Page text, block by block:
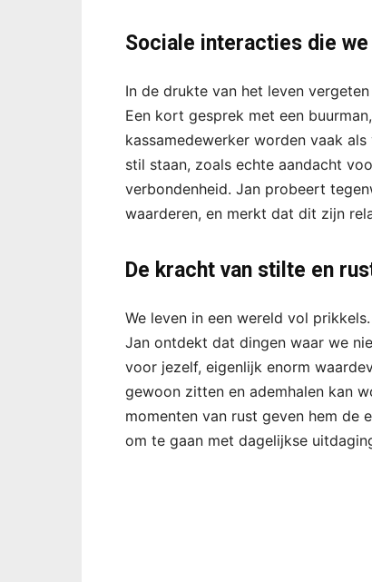
Sociale interacties die
In de drukte van het leven
Een kort gesprek met een
kassamedewerker worden vaak
stil staan, zoals echte aandacht
verbondenheid. Jan probeert
waarderen, en merkt dat dit zijn
De kracht van stilte en
We leven in een wereld vol
Jan ontdekt dat dingen waar we
voor jezelf, eigenlijk enorm
gewoon zitten en ademhalen kan
momenten van rust geven hem de
om te gaan met dagelijkse